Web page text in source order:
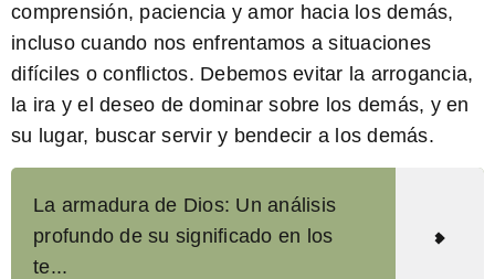
comprensión, paciencia y amor hacia los demás,
incluso cuando nos enfrentamos a situaciones
difíciles o conflictos. Debemos evitar la arrogancia,
la ira y el deseo de dominar sobre los demás, y en
su lugar, buscar servir y bendecir a los demás.
La armadura de Dios: Un análisis
profundo de su significado en los
te...